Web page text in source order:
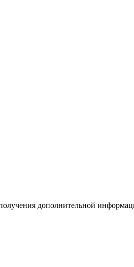
дополнительной